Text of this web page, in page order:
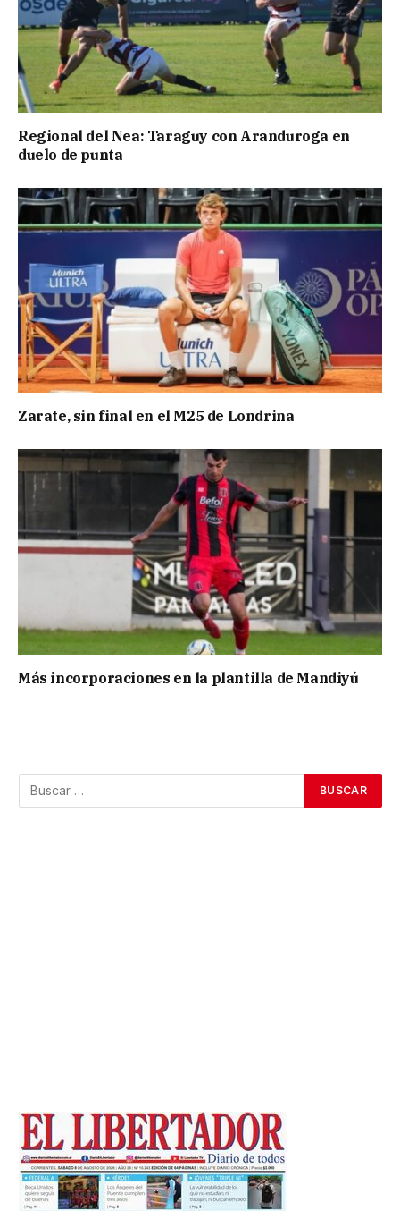
Regional del Nea: Taraguy con Aranduroga en
duelo de punta
Zarate, sin final en el M25 de Londrina
Más incorporaciones en la plantilla de Mandiyú